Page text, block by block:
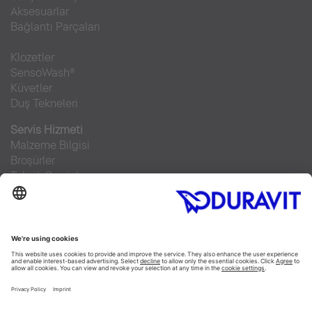
Aksesuarlar
Bağlantı Parçaları
Klozetler
SensoWash®
Küvetler
Duş Tekneleri
Servis Hizmeti
Malzeme Bilgisi
Broşürler
Teknik Servisler
Sıkça sorulan sorular
Facebook
Instagram
Pinterest
RSS-Feed
Flickr